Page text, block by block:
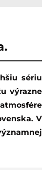
výrazne
V